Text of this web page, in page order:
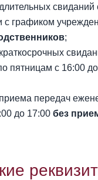
свиданий
с графиком
;
пятницам с 16:00
передач
до 17:00 без